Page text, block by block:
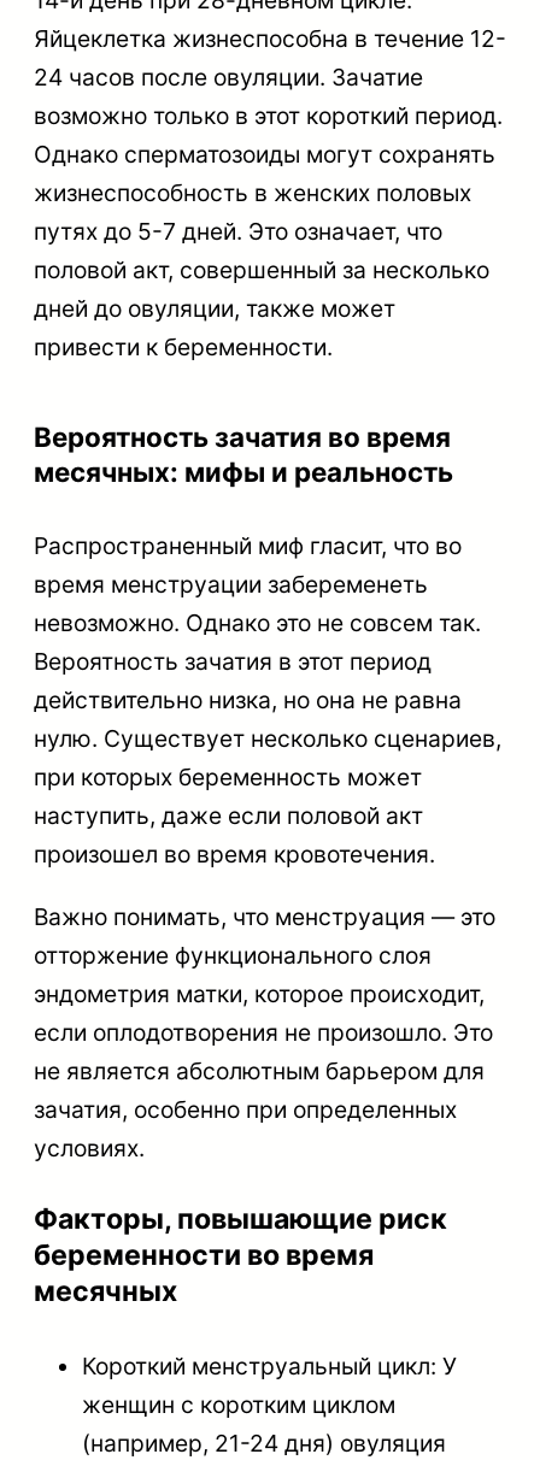
Яйцеклетка жизнеспособна в течение 12-
24 часов после овуляции. Зачатие
возможно только в этот короткий период.
Однако сперматозоиды могут сохранять
жизнеспособность в женских половых
путях до 5-7 дней. Это означает, что
половой акт, совершенный за несколько
дней до овуляции, также может
привести к беременности.
Вероятность зачатия во время
месячных: мифы и реальность
Распространенный миф гласит, что во
время менструации забеременеть
невозможно. Однако это не совсем так.
Вероятность зачатия в этот период
действительно низка, но она не равна
нулю. Существует несколько сценариев,
при которых беременность может
наступить, даже если половой акт
произошел во время кровотечения.
Важно понимать, что менструация — это
отторжение функционального слоя
эндометрия матки, которое происходит,
если оплодотворения не произошло. Это
не является абсолютным барьером для
зачатия, особенно при определенных
условиях.
Факторы, повышающие риск
беременности во время
месячных
Короткий менструальный цикл: У
женщин с коротким циклом
(например, 21-24 дня) овуляция